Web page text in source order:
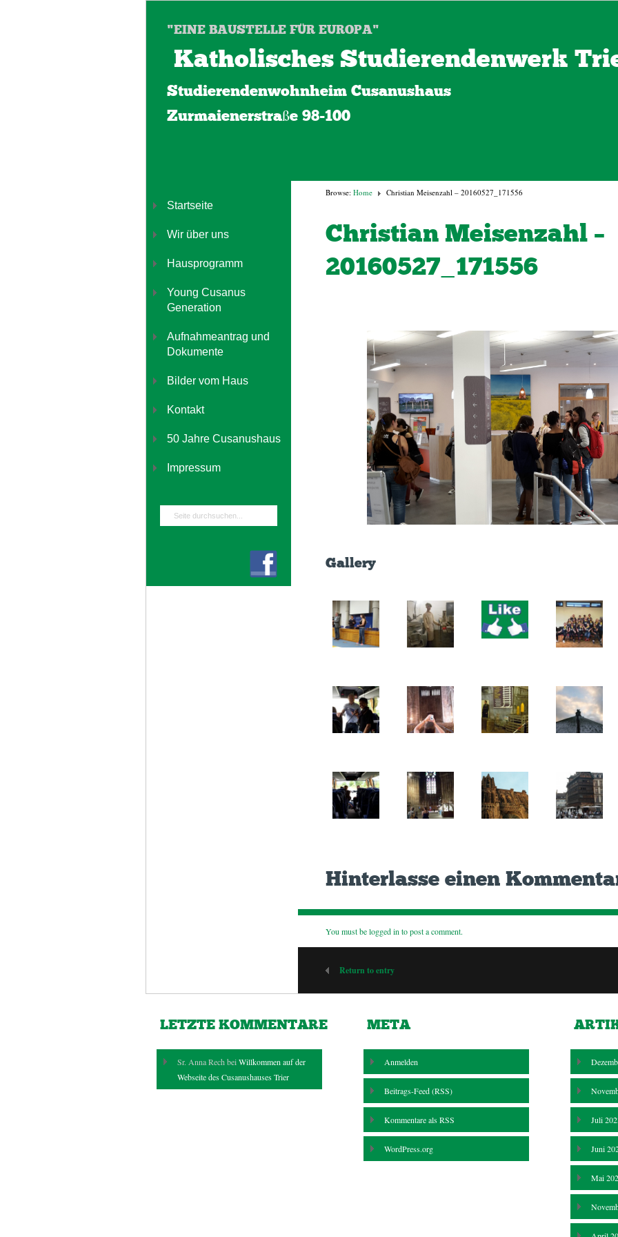
"EINE BAUSTELLE FÜR EUROPA"
Katholisches Studierendenwerk
Studierendenwohnheim Cusanushaus
Zurmaienerstraße 98-100
Browse: Home Christian Meisenzahl – 20160527_171556
Christian Meisenzahl –
20160527_171556
Gallery
Hinterlasse einen
You must belogged into post a comment.
Return to entry
Startseite
Wir über uns
Hausprogramm
Young Cusanus
Generation
Aufnahmeantrag und
Dokumente
Bilder vom Haus
Kontakt
50 Jahre Cusanushaus
Impressum
LETZTE KOMMENTARE
Sr. Anna Rech beiWillkommen auf der
Webseite des Cusanushauses Trier
META
Anmelden
Beitrags-Feed (RSS)
Kommentare alsRSS
WordPress.org
Juli
Juni
Mai